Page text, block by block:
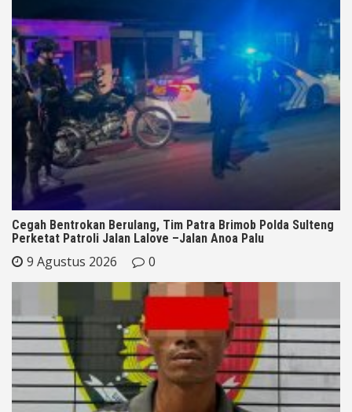
Cegah Bentrokan Berulang, Tim Patra Brimob Polda Sulteng
Perketat Patroli Jalan Lalove –Jalan Anoa Palu
9 Agustus 2026 0